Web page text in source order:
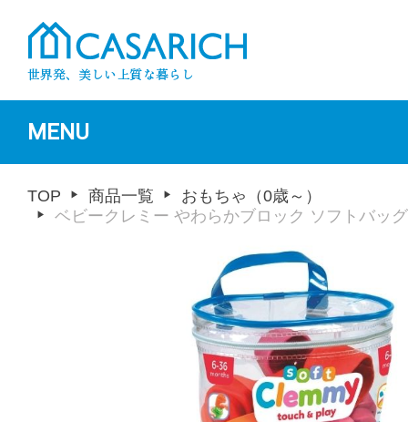
MENU
TOP 商品一覧
おもちゃ（0歳～）
ベビークレミー やわらかブロック ソフトバッ